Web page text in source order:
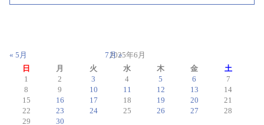
2025年6月
日
月 火 水 木 金
土
1
2 3 4 5 6
7
8
9 10 11 12 13
14
15
16 17 18 19 20
21
22
23 24 25 26 27
28
29
30
« 5月 7月 »